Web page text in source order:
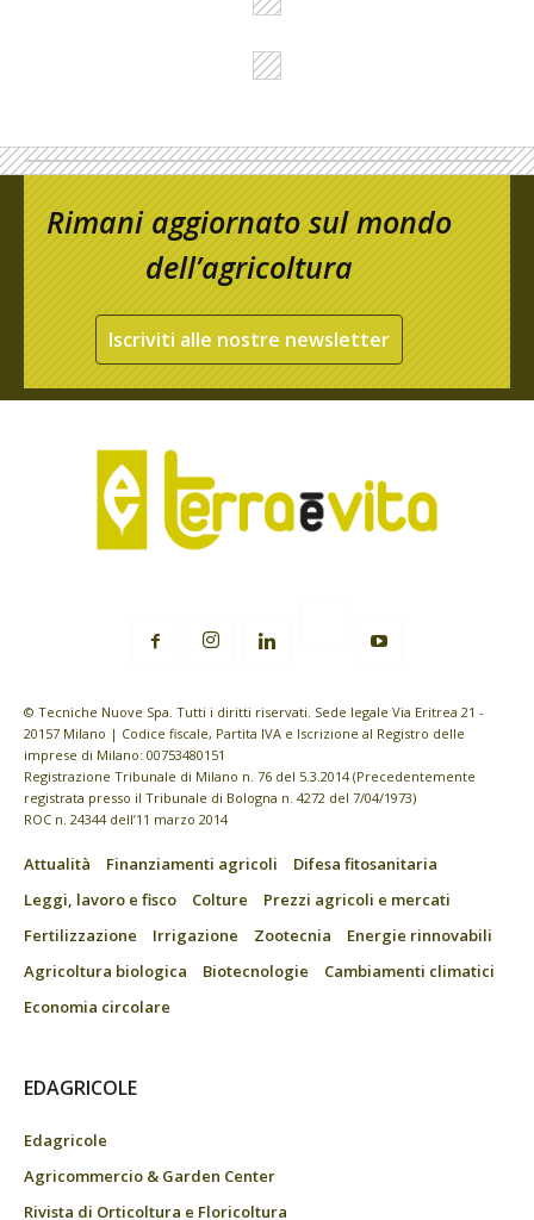
Rimani aggiornato sul mondo
dell’agricoltura
Iscriviti alle nostre newsletter
© Tecniche Nuove Spa. Tutti i diritti riservati. Sede legale Via Eritrea 21 -
20157 Milano | Codice fiscale, Partita IVA e Iscrizione al Registro delle
imprese di Milano: 00753480151
Registrazione Tribunale di Milano n. 76 del 5.3.2014 (Precedentemente
registrata presso il Tribunale di Bologna n. 4272 del 7/04/1973)
ROC n. 24344 dell’11 marzo 2014
Attualità Finanziamenti agricoli
Difesa fitosanitaria
Leggi, lavoro e fisco
Colture
Prezzi agricoli e mercati
Fertilizzazione
Irrigazione Zootecnia
Energie rinnovabili
Agricoltura biologica
Biotecnologie
Cambiamenti climatici
Economia circolare
EDAGRICOLE
Edagricole
Agricommercio & Garden Center
Rivista di Orticoltura e Floricoltura